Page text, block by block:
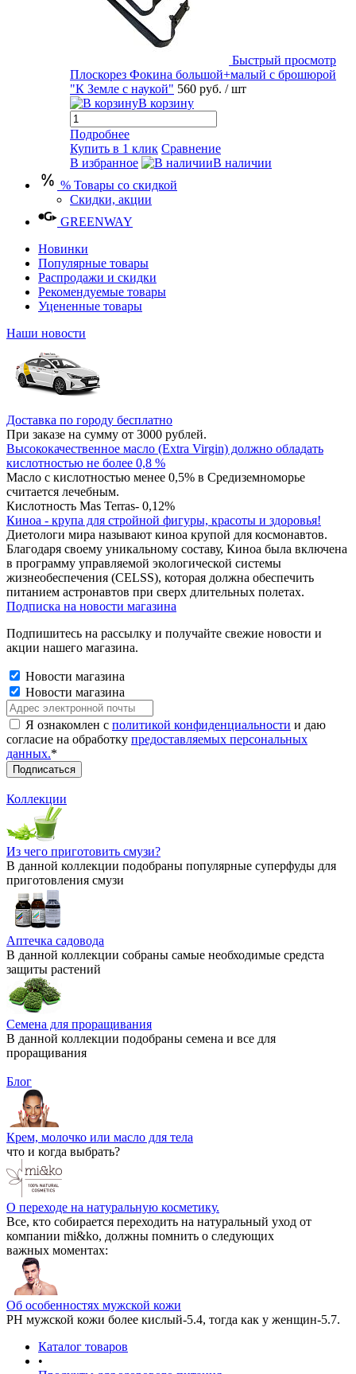
Быстрый просмотр
Плоскорез Фокина большой+малый с брошюрой
"К Земле с наукой" 560 руб. / шт
В корзину
Подробнее
Купить в 1 клик Сравнение
В избранное
В наличии
% Товары со скидкой
Скидки, акции
GREENWAY
Новинки
Популярные товары
Распродажи и скидки
Рекомендуемые товары
Уцененные товары
Наши новости
Доставка по городу бесплатно
При заказе на сумму от 3000 рублей.
Высококачественное масло (Extra Virgin) должно обладать
кислотностью не более 0,8 %
Масло с кислотностью менее 0,5% в Средиземноморье
считается лечебным.
Кислотность Mas Terras- 0,12%
Киноа - крупа для стройной фигуры, красоты и здоровья!
Диетологи мира называют киноа крупой для космонавтов.
Благодаря своему уникальному составу, Киноа была включена
в программу управляемой экологической системы
жизнеобеспечения (CELSS), которая должна обеспечить
питанием астронавтов при сверх длительных полетах.
Подписка на новости магазина
Подпишитесь на рассылку и получайте свежие новости и
акции нашего магазина.
Новости магазина
Новости магазина
Я ознакомлен с политикой конфиденциальности и даю
согласие на обработку предоставляемых персональных
данных.*
Коллекции
Из чего приготовить смузи?
В данной коллекции подобраны популярные суперфуды для
приготовления смузи
Аптечка садовода
В данной коллекции собраны самые необходимые средста
защиты растений
Семена для проращивания
В данной коллекции подобраны семена и все для
проращивания
Блог
Крем, молочко или масло для тела
что и когда выбрать?
О переходе на натуральную косметику.
Все, кто собирается переходить на натуральный уход от
компании mi&ko, должны помнить о следующих
важных моментах:
Об особенностях мужской кожи
РН мужской кожи более кислый-5.4, тогда как у женщин-5.7.
Каталог товаров
•